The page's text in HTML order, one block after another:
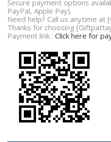
Secure payment options
PayPal, Apple Pay).
Need help? Call us anytime at
Thanks for choosing
Payment link : Click here for